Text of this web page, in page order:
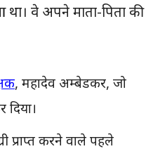
वे अपने माता-पिता की
, महादेव अम्बेडकर, जो
प्राप्त करने वाले पहले